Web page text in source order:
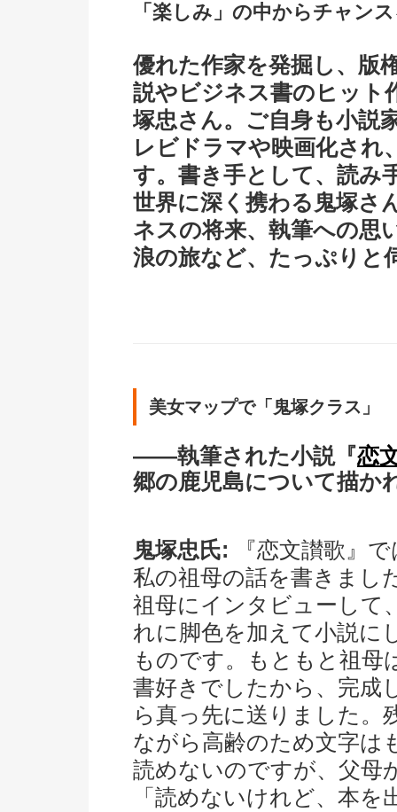
「楽しみ」の中からチャン
優れた作家を発掘し、版
説やビジネス書のヒット
塚忠さん。ご自身も小説
レビドラマや映画化され
す。書き手として、読み
世界に深く携わる鬼塚さ
ネスの将来、執筆への思
浪の旅など、たっぷりと
美女マップで「鬼塚クラス」
――執筆された小説『恋
郷の鹿児島について描か
鬼塚忠氏: 『恋文讃歌』
私の祖母の話を書きまし
祖母にインタビューして
れに脚色を加えて小説に
ものです。もともと祖母
書好きでしたから、完成
ら真っ先に送りました。
ながら高齢のため文字は
読めないのですが、父母
「読めないけれど、本を